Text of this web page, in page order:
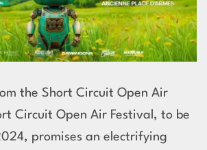
the Short Circuit Open Air
Circuit Open Air Festival, to be
promises an electrifying